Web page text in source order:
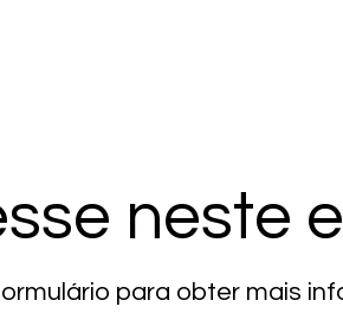
neste
para obter mais